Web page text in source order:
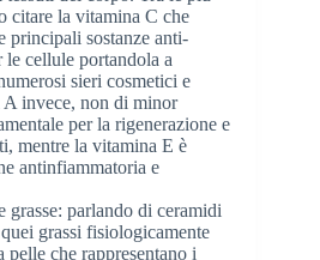
citare la vitamina C che
principali sostanze anti-
cellule portandola a
sieri cosmetici e
invece, non di minor
per la rigenerazione e
mentre la vitamina E è
antinfiammatoria e
grasse: parlando di ceramidi
grassi fisiologicamente
pelle che rappresentano i